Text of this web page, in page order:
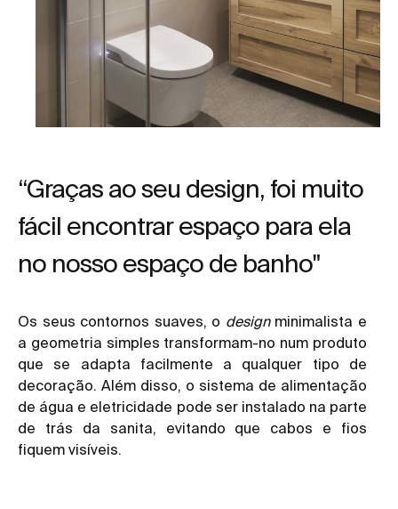
“Graças ao seu design, foi muito
fácil encontrar espaço para ela
no nosso espaço de banho"
Os seus contornos suaves, o designminimalista e
a geometria simples transformam-no num produto
que se adapta facilmente a qualquer tipo de
decoração. Além disso, o sistema de alimentação
de água e eletricidade pode ser instalado na parte
de trás da sanita, evitando que cabos e fios
fiquem visíveis.